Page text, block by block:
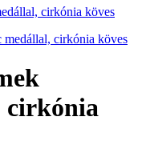
cirkónia köves
cirkónia